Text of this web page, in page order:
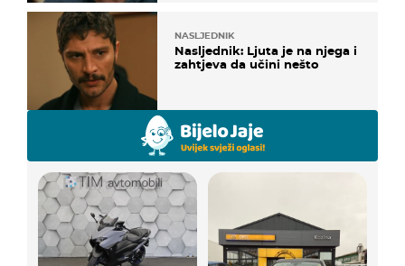
NASLJEDNIK
Nasljednik: Ljuta je na njega i
zahtjeva da učini nešto